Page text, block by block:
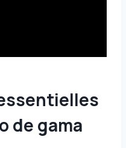
de gama